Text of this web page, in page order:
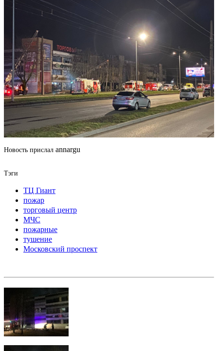
Новость прислал annargu
Тэги
ТЦ Гиант
пожар
торговый центр
МЧС
пожарные
тушение
Московский проспект